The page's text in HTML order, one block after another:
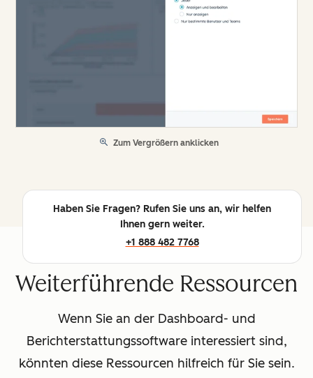
Zum Vergrößern anklicken
Haben Sie Fragen? Rufen Sie uns an, wir helfen
Ihnen gern weiter.
+1 888 482 7768
Weiterführende Ressourcen
Wenn Sie an der Dashboard- und
Berichterstattungssoftware interessiert sind,
könnten diese Ressourcen hilfreich für Sie sein.